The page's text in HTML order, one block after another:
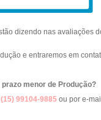
dizendo nas avaliações
e entraremos em
menor de Produção?
99104-9885 ou por e-